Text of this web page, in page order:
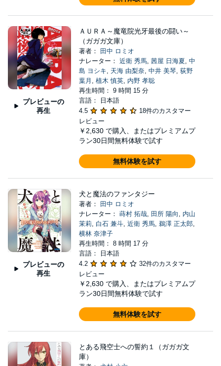
プレビューの
再生
ＡＵＲＡ～魔竜院光牙最後の闘い～
（ガガガ文庫）
著者：
田中 ロミオ
ナレーター： 近衛 秀馬, 茜屋 日海夏, 中
島 ヨシキ, 天海 由梨奈, 中井 美琴, 荻野
葉月 , 植木 慎英, 内野 孝聡
再生時間： 9 時間 15 分
言語： 日本語
4.5
18件のカスタマー
レビュー
￥2,630 で購入、またはプレミアムプ
ラン30日間無料体験で試す
無料体験を試す
プレビューの
再生
犬と魔法のファンタジー
著者：
田中 ロミオ
ナレーター： 蒔村 拓哉, 田所 陽向 , 内山
茉莉, 白石 兼斗, 近衛 秀馬, 鵜澤 正太郎,
横林 奈津子
再生時間： 8 時間 17 分
言語： 日本語
4.2
32件のカスタマー
レビュー
￥2,630 で購入、またはプレミアムプ
ラン30日間無料体験で試す
無料体験を試す
とある飛空士への誓約１（ガガガ文
庫）